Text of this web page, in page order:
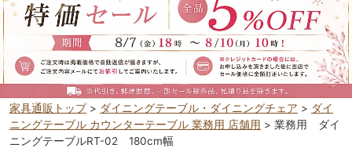
家具通販トップ> ダイニングテーブル・ダイニングチェア > ダイ
ニングテーブル カウンターテーブル 業務用 店舗用 > 業務用 ダイ
ニングテーブルRT-02 180cm幅